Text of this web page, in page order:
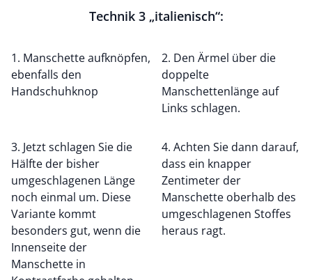
Technik 3 „italienisch“:
1. Manschette aufknöpfen,
ebenfalls den
Handschuhknop
2. Den Ärmel über die
doppelte
Manschettenlänge auf
Links schlagen.
3. Jetzt schlagen Sie die
Hälfte der bisher
umgeschlagenen Länge
noch einmal um. Diese
Variante kommt
besonders gut, wenn die
Innenseite der
Manschette in
4. Achten Sie dann darauf,
dass ein knapper
Zentimeter der
Manschette oberhalb des
umgeschlagenen Stoffes
heraus ragt.